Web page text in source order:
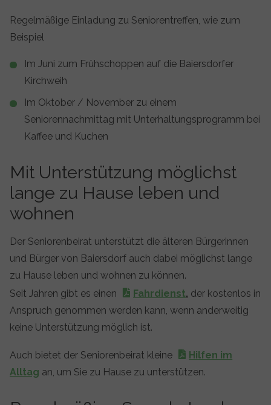
Regelmäßige Einladung zu Seniorentreffen, wie zum
Beispiel
Im Juni zum Frühschoppen auf die Baiersdorfer
Kirchweih
Im Oktober / November zu einem
Seniorennachmittag mit Unterhaltungsprogramm bei
Kaffee und Kuchen
Mit Unterstützung möglichst
lange zu Hause leben und
wohnen
Der Seniorenbeirat unterstützt die älteren Bürgerinnen
und Bürger von Baiersdorf auch dabei möglichst lange
zu Hause leben und wohnen zu können.
Seit Jahren gibt es einen
Fahrdienst, der kostenlos in
Anspruch genommen werden kann, wenn anderweitig
keine Unterstützung möglich ist.
Auch bietet der Seniorenbeirat kleine
Hilfen im
Alltag an, um Sie zu Hause zu unterstützen.